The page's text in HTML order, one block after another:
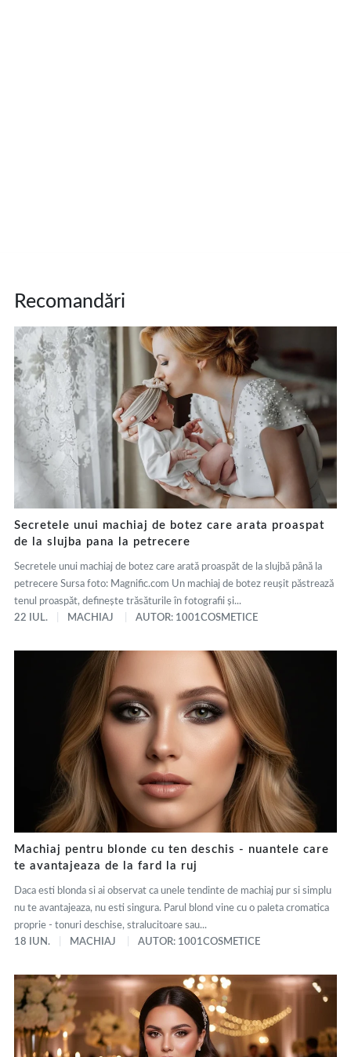
Recomandări
Secretele unui machiaj de botez care arata proaspat
de la slujba pana la petrecere
Secretele unui machiaj de botez care arată proaspăt de la slujbă până la
petrecere Sursa foto: Magnific.com Un machiaj de botez reușit păstrează
tenul proaspăt, definește trăsăturile în fotografii și...
22 IUL.
MACHIAJ AUTOR: 1001COSMETICE
Machiaj pentru blonde cu ten deschis - nuantele care
te avantajeaza de la fard la ruj
Daca esti blonda si ai observat ca unele tendinte de machiaj pur si simplu
nu te avantajeaza, nu esti singura. Parul blond vine cu o paleta cromatica
proprie - tonuri deschise, stralucitoare sau...
18 IUN.
MACHIAJ AUTOR: 1001COSMETICE